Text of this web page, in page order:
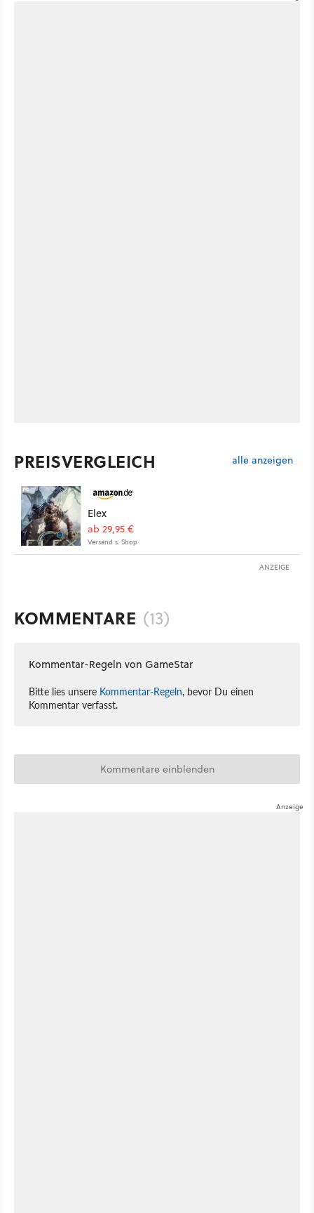
PREISVERGLEICH alle anzeigen
Elex
ab 29,95 €
Versand s. Shop
ANZEIGE
KOMMENTARE (13)
Kommentar-Regeln von GameStar
Bitte lies unsere Kommentar-Regeln, bevor Du einen
Kommentar verfasst.
Kommentare einblenden